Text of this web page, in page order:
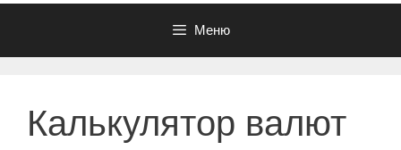
Меню
Калькулятор валют